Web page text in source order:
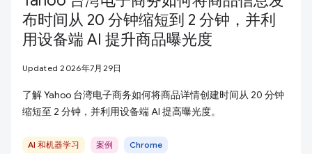
布时间从 20 分钟缩短到 2 分钟，并利
用设备端 AI 提升商品曝光度
Updated 2026年7月29日
了解 Yahoo 台湾电子商务如何将商品详情创建时间从 20 分钟
缩短至 2 分钟，并利用设备端 AI 提高曝光度。
AI 和机器学习 案例 Chrome